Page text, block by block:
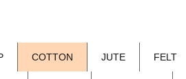
COTTON JUTE FELT